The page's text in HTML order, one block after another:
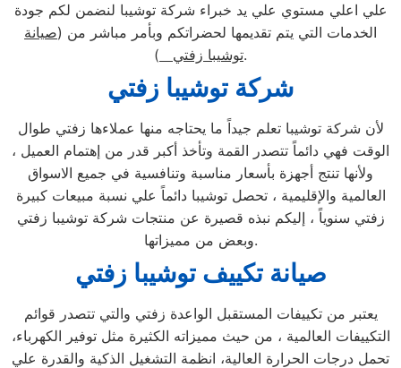
علي اعلي مستوي علي يد خبراء شركة توشيبا لنضمن لكم جودة
الخدمات التي يتم تقديمها لحضراتكم وبأمر مباشر من (صيانة
توشيبا زفتي).
شركة توشيبا زفتي
لأن شركة توشيبا تعلم جيداً ما يحتاجه منها عملاءها زفتي طوال
الوقت فهي دائماً تتصدر القمة وتأخذ أكبر قدر من إهتمام العميل ،
ولأنها تنتج أجهزة بأسعار مناسبة وتنافسية في جميع الاسواق
العالمية والإقليمية ، تحصل توشيبا دائماً علي نسبة مبيعات كبيرة
زفتي سنوياً ، إليكم نبذه قصيرة عن منتجات شركة توشيبا زفتي
وبعض من مميزاتها.
صيانة تكييف توشيبا زفتي
يعتبر من تكييفات المستقبل الواعدة زفتي والتي تتصدر قوائم
التكييفات العالمية ، من حيث مميزاته الكثيرة مثل توفير الكهرباء،
تحمل درجات الحرارة العالية، انظمة التشغيل الذكية والقدرة علي